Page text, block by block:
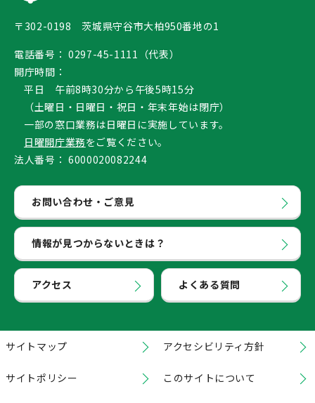
〒302-0198 茨城県守谷市大柏950番地の1
電話番号： 0297-45-1111（代表）
開庁時間：
平日 午前8時30分から午後5時15分
（土曜日・日曜日・祝日・年末年始は閉庁）
一部の窓口業務は日曜日に実施しています。
日曜開庁業務をご覧ください。
法人番号： 6000020082244
お問い合わせ・ご意見
情報が見つからないときは？
アクセス よくある質問
サイトマップ アクセシビリティ方針
サイトポリシー このサイトについて